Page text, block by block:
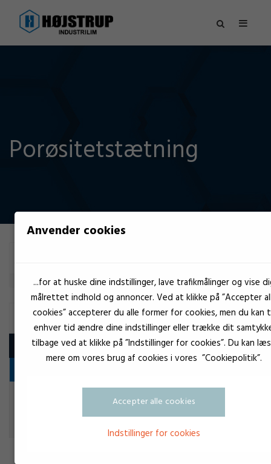
Porøsitetstætning
PORØSITETSTÆTNING
Produkt
VersaChem Type 14
Porøsitetstætning
gylden
Anvender cookies
...for at huske dine indstillinger, lave trafikmålinger og vise
målrettet indhold og annoncer. Ved at klikke på ”Accepter
cookies” accepterer du alle former for cookies, men du kan
enhver tid ændre dine indstillinger eller trække dit
tilbage ved at klikke på ”Indstillinger for cookies”. Du kan
mere om vores brug af cookies i vores ”Cookiepolitik”.
Accepter alle cookies
Indstillinger for cookies